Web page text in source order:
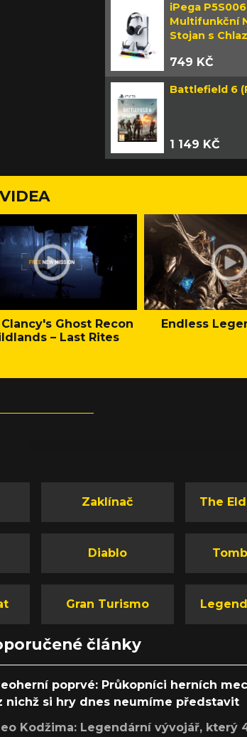
iPega P5S006
Multifunkční
Stojan s
749 KČ
Battlefield 6
1 149 KČ
Ghost Recon
– Last Rites
Endless
Zaklínač The
Diablo
Gran Turismo
články
poprvé: Průkopníci herních
nichž si hry dnes neumíme představit
Kodžima: Legendární vývojář, který